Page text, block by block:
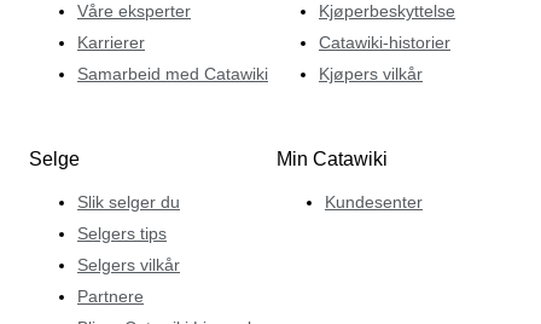
Våre eksperter
Karrierer
Samarbeid med Catawiki
Kjøperbeskyttelse
Catawiki-historier
Kjøpers vilkår
Selge
Slik selger du
Selgers tips
Selgers vilkår
Partnere
Min Catawiki
Kundesenter